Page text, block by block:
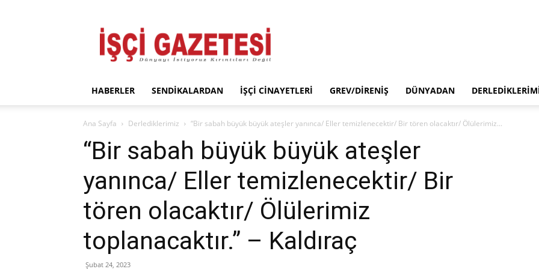
Gazetesi
HABERLER SENDIKALARDAN İŞÇI CINAYETLERI GREV/DIRENIŞ DÜNYADAN
Ana Sayfa Derlediklerimiz “Bir sabah büyük büyük ateşler yanınca/ Eller temizlenecektir/ Bir tören olacaktır/ Ölülerimiz...
“Bir sabah büyük büyük ateşler
yanınca/ Eller temizlenecektir/ Bir
tören olacaktır/ Ölülerimiz
toplanacaktır.” – Kaldıraç
Şubat 24, 2023